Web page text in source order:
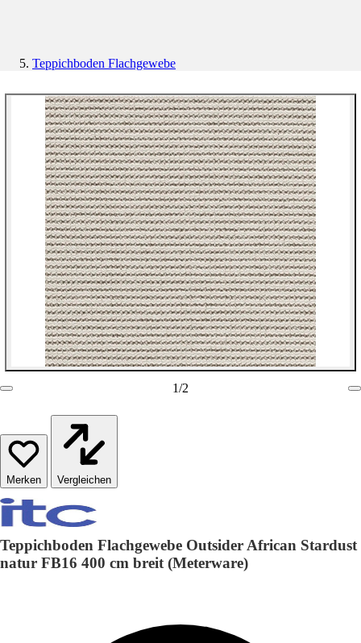
Teppichboden Flachgewebe
1/2
Vergleichen
Teppichboden Flachgewebe Outsider African Stardust
natur FB16 400 cm breit (Meterware)